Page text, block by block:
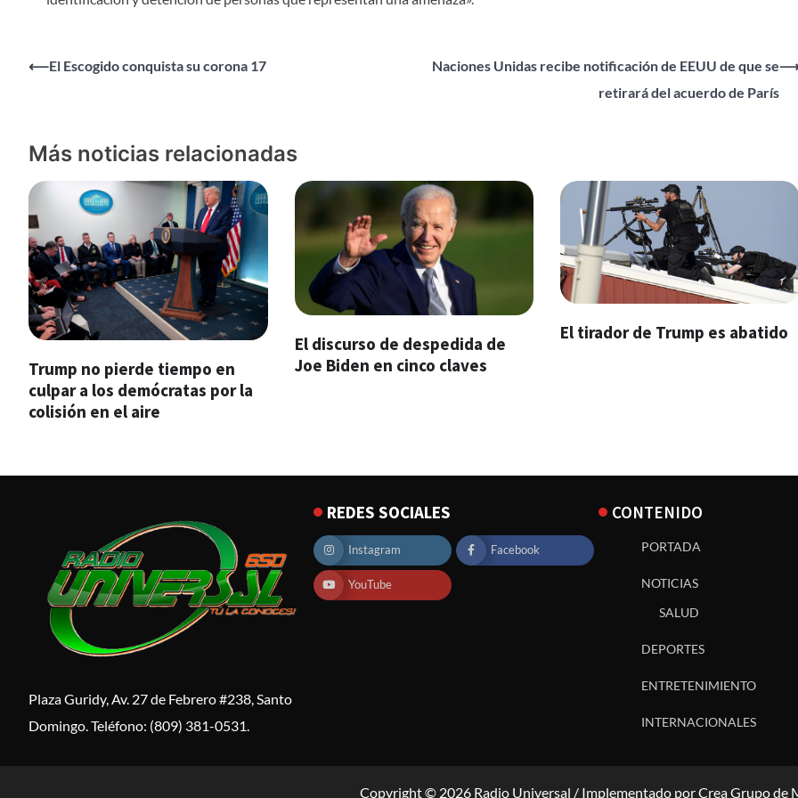
Navegación
⟵El Escogido conquista su corona 17
Naciones Unidas recibe notificación de EEUU de que se
retirará del acuerdo de París
Más noticias relacionadas
Trump no pierde tiempo en
culpar a los demócratas por la
colisión en el aire
El discurso de despedida de
Joe Biden en cinco claves
El tirador de Trump es abatido
Plaza Guridy, Av. 27 de Febrero #238, Santo
Domingo. Teléfono: (809) 381-0531.
REDES SOCIALES
Instagram Facebook
YouTube
CONTENIDO
PORTADA
NOTICIAS
SALUD
DEPORTES
ENTRETENIMIENTO
INTERNACIONALES
Copyright © 2026 Radio Universal / Implementado por Crea Grupo de